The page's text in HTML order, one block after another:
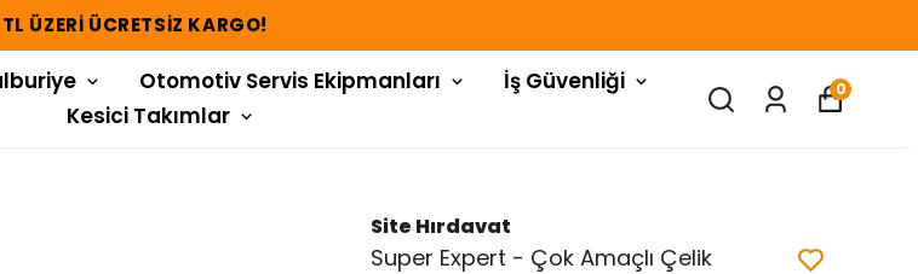
ÜZERI ÜCRETSIZ KARGO!
Otomotiv Servis Ekipmanları
İş Güvenliği
Kesici Takımlar
0
Site Hırdavat
Super Expert - Çok Amaçlı Çelik